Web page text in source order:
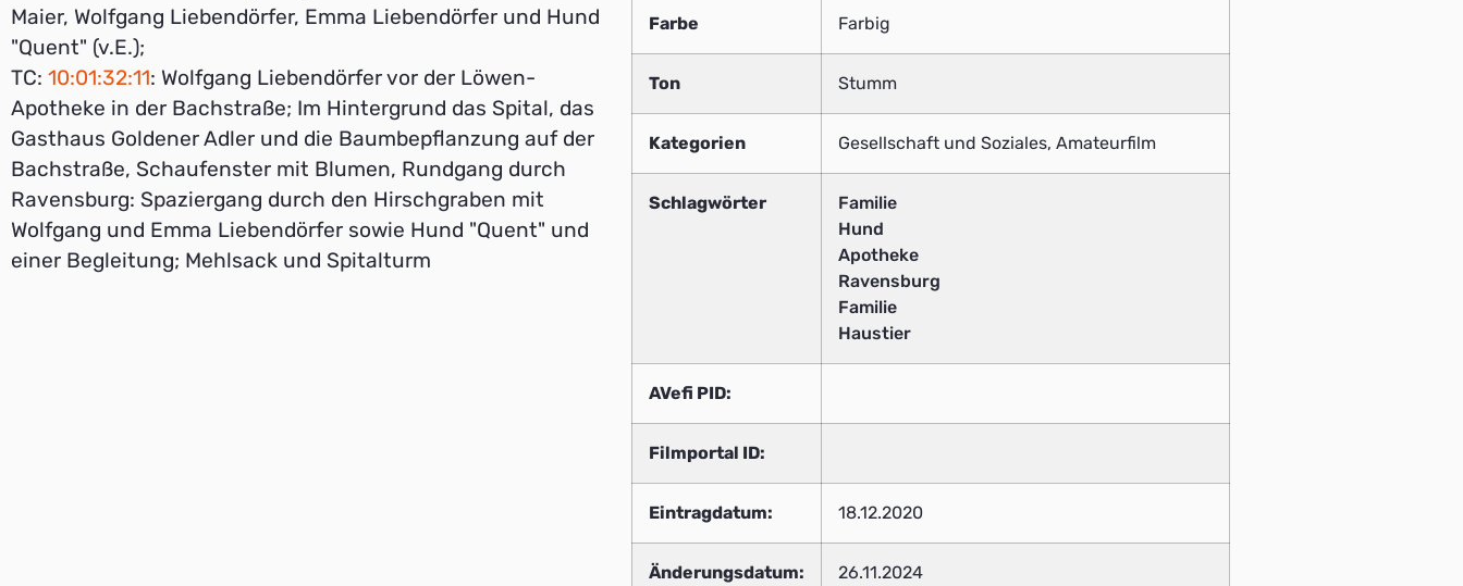
Maier, Wolfgang Liebendörfer, Emma Liebendörfer und Hund
"Quent" (v.E.);
TC: 10:01:32:11: Wolfgang Liebendörfer vor der Löwen-
Apotheke in der Bachstraße; Im Hintergrund das Spital, das
Gasthaus Goldener Adler und die Baumbepflanzung auf der
Bachstraße, Schaufenster mit Blumen, Rundgang durch
Ravensburg: Spaziergang durch den Hirschgraben mit
Wolfgang und Emma Liebendörfer sowie Hund "Quent" und
einer Begleitung; Mehlsack und Spitalturm
Farbe Farbig
Ton Stumm
Kategorien Gesellschaft und Soziales, Amateurfilm
Schlagwörter
Familie
Hund
Apotheke
Ravensburg
Familie
Haustier
AVefi PID:
Filmportal ID:
Eintragdatum: 18.12.2020
Änderungsdatum: 26.11.2024